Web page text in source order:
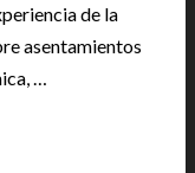
de la
asentamientos
…